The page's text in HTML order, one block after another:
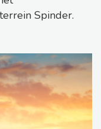
Spinder.